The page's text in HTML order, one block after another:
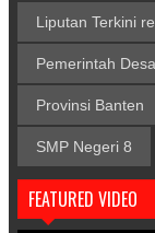
Liputan Terkini
Pemerintah Desa
Provinsi Banten
SMP Negeri 8
FEATURED VIDEO